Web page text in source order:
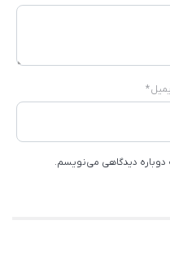
*
دوباره دیدگاهی می‌نویسم.